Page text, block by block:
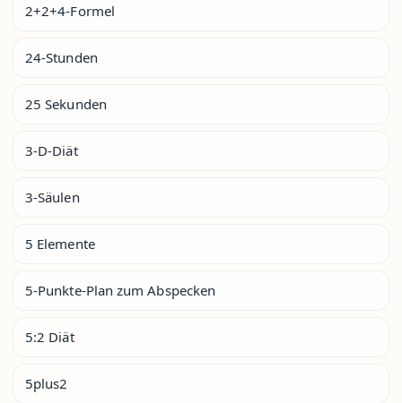
2+2+4-Formel
24-Stunden
25 Sekunden
3-D-Diät
3-Säulen
5 Elemente
5-Punkte-Plan zum Abspecken
5:2 Diät
5plus2